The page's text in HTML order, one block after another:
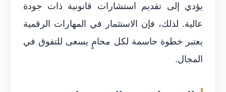
يؤدي إلى تقديم استشارات قانونية ذات جودة
عالية. لذلك، فإن الاستثمار في المهارات الرقمية
يعتبر خطوة حاسمة لكل محامٍ يسعى للتفوق في
المجال.